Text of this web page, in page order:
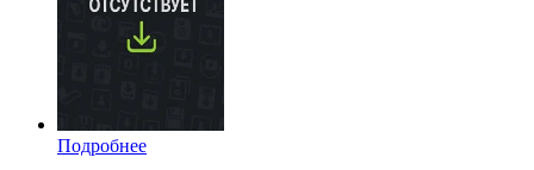
Подробнее